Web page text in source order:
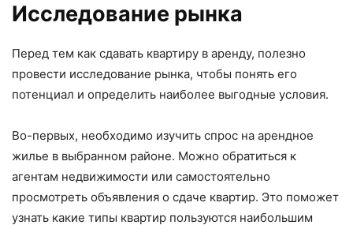
Исследование рынка
Перед тем как сдавать квартиру в аренду, полезно
провести исследование рынка, чтобы понять его
потенциал и определить наиболее выгодные условия.
Во-первых, необходимо изучить спрос на арендное
жилье в выбранном районе. Можно обратиться к
агентам недвижимости или самостоятельно
просмотреть объявления о сдаче квартир. Это поможет
узнать какие типы квартир пользуются наибольшим